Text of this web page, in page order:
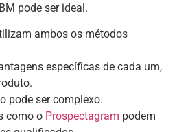
pode ser ideal.
ambos os métodos
específicas de cada um,
pode ser complexo.
como o Prospectagram podem